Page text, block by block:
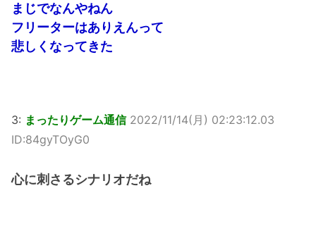
まじでなんやねん
フリーターはありえんって
悲しくなってきた
3: まったりゲーム通信 2022/11/14(月) 02:23:12.03
ID:84gyTOyG0
心に刺さるシナリオだね